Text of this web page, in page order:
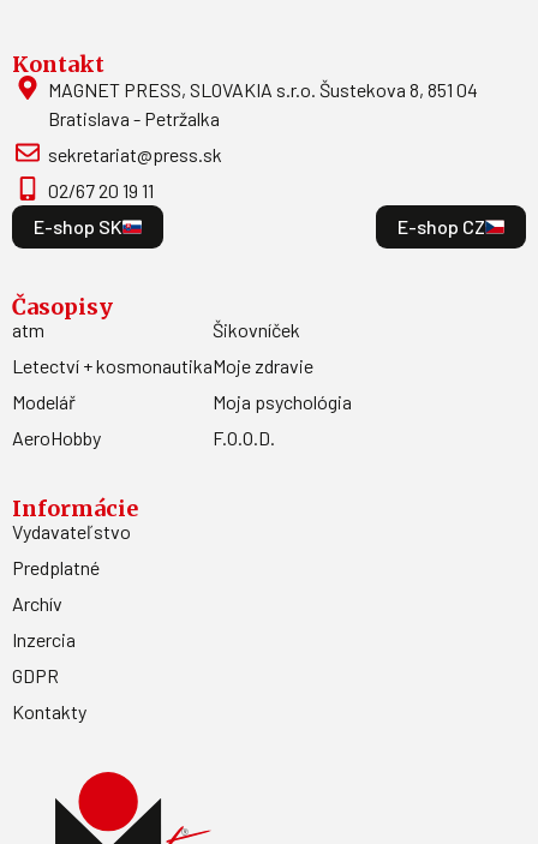
Kontakt
MAGNET PRESS, SLOVAKIA s.r.o. Šustekova 8, 851 04
Bratislava - Petržalka
sekretariat@press.sk
02/67 20 19 11
E-shop SK
E-shop CZ
Časopisy
atm
Letectví + kosmonautika
Modelář
AeroHobby
Šikovníček
Moje zdravie
Moja psychológia
F.O.O.D.
Informácie
Vydavateľstvo
Predplatné
Archív
Inzercia
GDPR
Kontakty